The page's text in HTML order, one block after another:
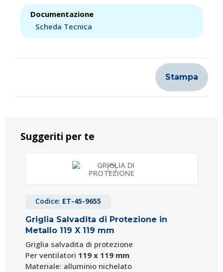
Documentazione
Scheda Tecnica
Stampa
Suggeriti per te
Codice: ET-45-9655
Griglia Salvadita di Protezione in
Metallo 119 X 119 mm
Griglia salvadita di protezione
Per ventilatori 119 x 119 mm
Materiale: alluminio nichelato